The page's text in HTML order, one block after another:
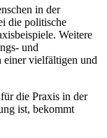
in der
die politische
Weitere
und
einer vielfältigen und
die Praxis in der
ist, bekommt